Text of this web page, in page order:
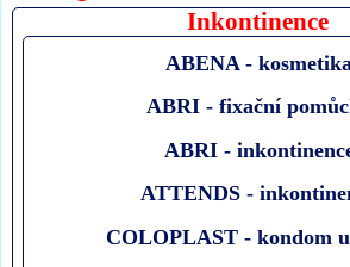
Inkontinence
ABENA - kosmetika
ABRI - fixační
ABRI -
ATTENDS -
COLOPLAST - kondom